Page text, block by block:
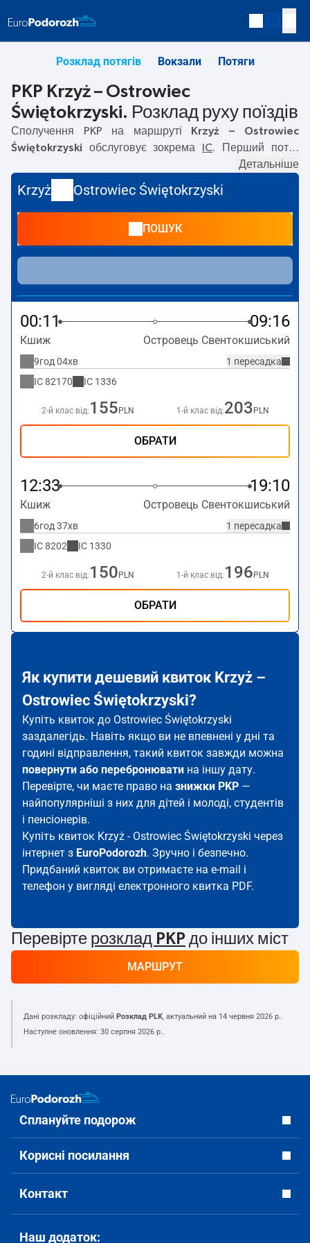
Розклад потягів Вокзали Потяги
PKP Krzyż – Ostrowiec
Świętokrzyski. Розклад руху поїздів
Сполучення PKP на маршруті
Krzyż – Ostrowiec
Świętokrzyski обслуговує зокрема IC. Перший потяг
Krzyż– Ostrowiec Świętokrzyskiкурсують також інші
потяги:— пропонують нижчу ціну квитка і зазвичай
станції Ostrowiec Świętokrzyski.
Детальніше
Krzyż Ostrowiec Świętokrzyski
ПОШУК
00:11 09:16
Кшиж Островець Свентокшиський
1 пересадка
9год 04хв
IC82170 IC 1336
2-й клас від: 155 PLN 1-й клас від:203 PLN
ОБРАТИ
12:33 19:10
Кшиж Островець Свентокшиський
1 пересадка
6год 37хв
IC8202 IC 1330
2-й клас від: 150 PLN 1-й клас від: 196 PLN
ОБРАТИ
Як купити дешевий квиток Krzyż –
Ostrowiec Świętokrzyski?
Купіть квиток до Ostrowiec Świętokrzyski
заздалегідь. Навіть якщо ви не впевнені у дні та
годині відправлення, такий квиток завжди можна
повернути або перебронювати на іншу дату.
Перевірте, чи маєте право на знижки PKP —
найпопулярніші з них для дітей і молоді, студентів
і пенсіонерів.
Купіть квиток Krzyż - Ostrowiec Świętokrzyski через
інтернет з EuroPodorozh. Зручно і безпечно.
Придбаний квиток ви отримаєте на e-mail і
телефон у вигляді електронного квитка PDF.
Перевірте розклад PKP до інших міст
МАРШРУТ
Дані розкладу: офіційний Розклад PLK, актуальний на 14 червня 2026 р..
Наступне оновлення: 30 серпня 2026 р..
Сплануйте подорож
Корисні посилання
Контакт
Наш додаток: